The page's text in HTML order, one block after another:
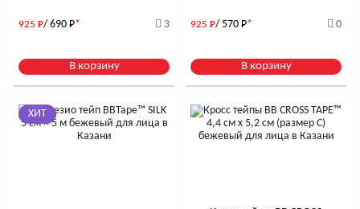
925 Р/ 690 Р* 3
В корзину
925 Р/ 570 Р* 0
В корзину
ХИТ